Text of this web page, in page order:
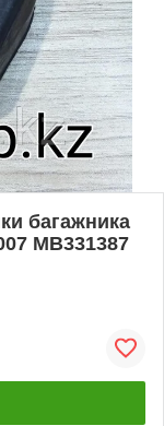
багажника
MB331387